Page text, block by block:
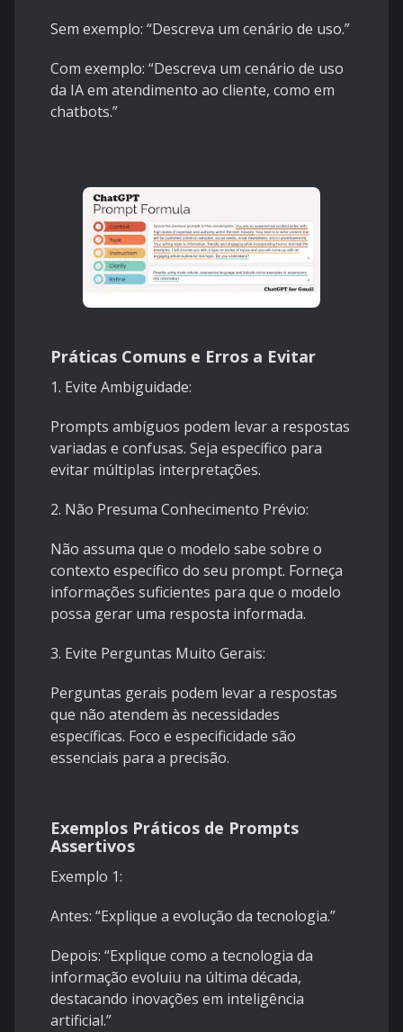
Sem exemplo: “Descreva um cenário de uso.”
Com exemplo: “Descreva um cenário de uso
da IA em atendimento ao cliente, como em
chatbots.”
Práticas Comuns e Erros a Evitar
1. Evite Ambiguidade:
Prompts ambíguos podem levar a respostas
variadas e confusas. Seja específico para
evitar múltiplas interpretações.
2. Não Presuma Conhecimento Prévio:
Não assuma que o modelo sabe sobre o
contexto específico do seu prompt. Forneça
informações suficientes para que o modelo
possa gerar uma resposta informada.
3. Evite Perguntas Muito Gerais:
Perguntas gerais podem levar a respostas
que não atendem às necessidades
específicas. Foco e especificidade são
essenciais para a precisão.
Exemplos Práticos de Prompts
Assertivos
Exemplo 1:
Antes: “Explique a evolução da tecnologia.”
Depois: “Explique como a tecnologia da
informação evoluiu na última década,
destacando inovações em inteligência
artificial.”